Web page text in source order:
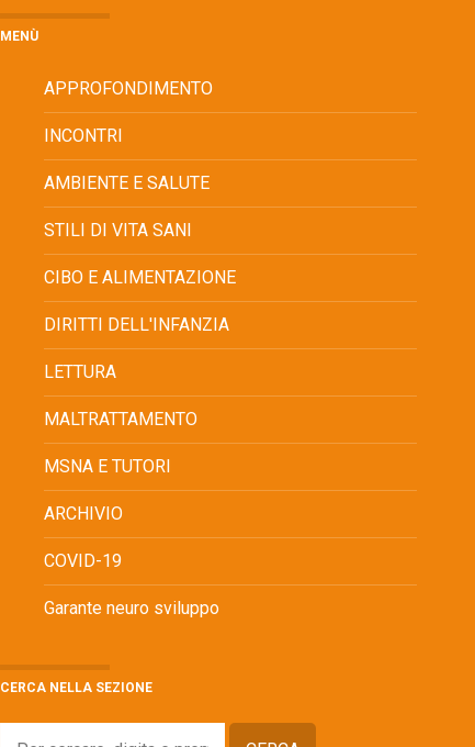
MENÙ
APPROFONDIMENTO
INCONTRI
AMBIENTE E SALUTE
STILI DI VITA SANI
CIBO E ALIMENTAZIONE
DIRITTI DELL'INFANZIA
LETTURA
MALTRATTAMENTO
MSNA E TUTORI
ARCHIVIO
COVID-19
Garante neuro sviluppo
CERCA NELLA SEZIONE